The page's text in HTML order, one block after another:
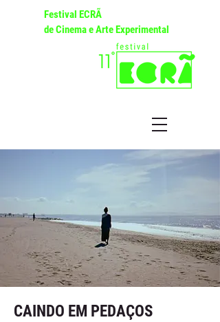
Festival ECRÃ
de Cinema e Arte Experimental
CAINDO EM PEDAÇOS